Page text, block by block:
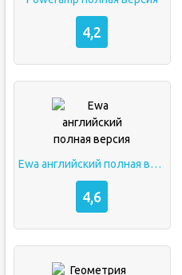
4,2
Ewa английский полная версия
4,6